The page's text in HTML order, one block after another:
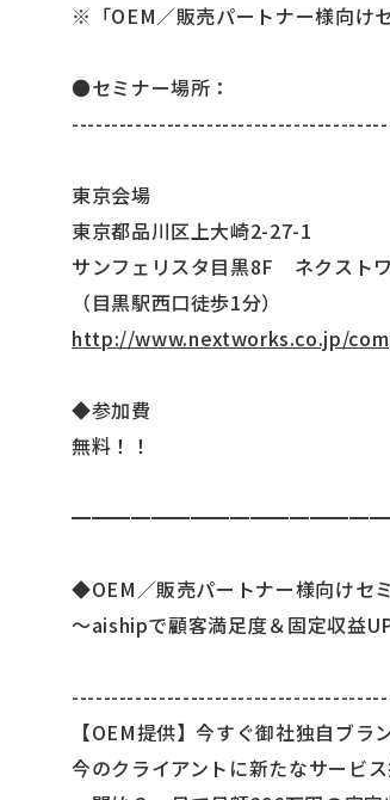
※「OEM／販売パートナー様向け
●セミナー場所：
東京会場
東京都品川区上大崎2-27-1
サンフェリスタ目黒8F ネクスト
（目黒駅西口徒歩1分）
http://www.nextworks.co.jp/
◆参加費
無料！！
◆OEM／販売パートナー様向けセ
～aishipで顧客満足度＆固定収益
【OEM提供】今すぐ御社独自ブラ
今のクライアントに新たなサービス